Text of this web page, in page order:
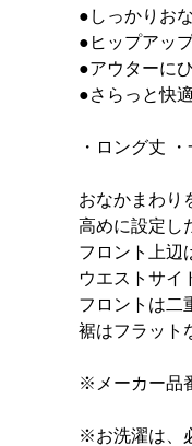
●しっかりお
●ヒップアッ
●アウターに
●さらっと快
・ロング丈
おなかまわり
高めに設定し
フロント上辺
ウエストサイ
フロントは二
裾はフラット
※メーカー品
※お洗濯は、